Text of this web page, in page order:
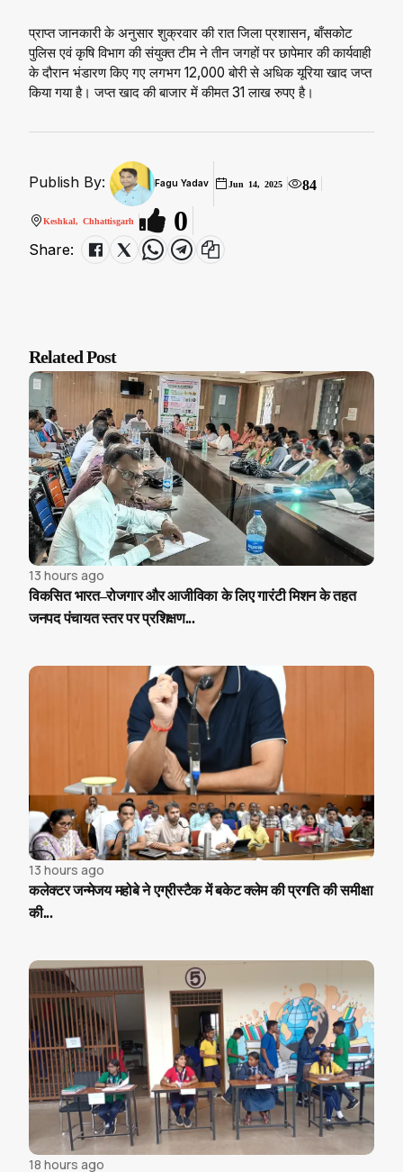
प्राप्त जानकारी के अनुसार शुक्रवार की रात जिला प्रशासन, बाँसकोट
पुलिस एवं कृषि विभाग की संयुक्त टीम ने तीन जगहों पर छापेमार की कार्यवाही
के दौरान भंडारण किए गए लगभग 12,000 बोरी से अधिक यूरिया खाद जप्त
किया गया है। जप्त खाद की बाजार में कीमत 31 लाख रुपए है।
Publish By: Fagu Yadav Jun 14, 2025 84
Keshkal, Chhattisgarh 0
Share:
Related Post
13 hours ago
विकसित भारत–रोजगार और आजीविका के लिए गारंटी मिशन के तहत
जनपद पंचायत स्तर पर प्रशिक्षण...
13 hours ago
कलेक्टर जन्मेजय महोबे ने एग्रीस्टैक में बकेट क्लेम की प्रगति की समीक्षा
की...
18 hours ago